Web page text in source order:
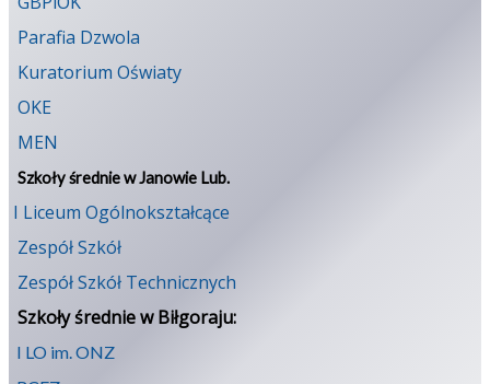
Parafia Dzwola
Kuratorium Oświaty
OKE
MEN
Szkoły średnie w Janowie Lub.
I Liceum Ogólnokształcące
Zespół Szkół
Zespół Szkół Technicznych
Szkoły średnie w Biłgoraju:
I LO im. ONZ